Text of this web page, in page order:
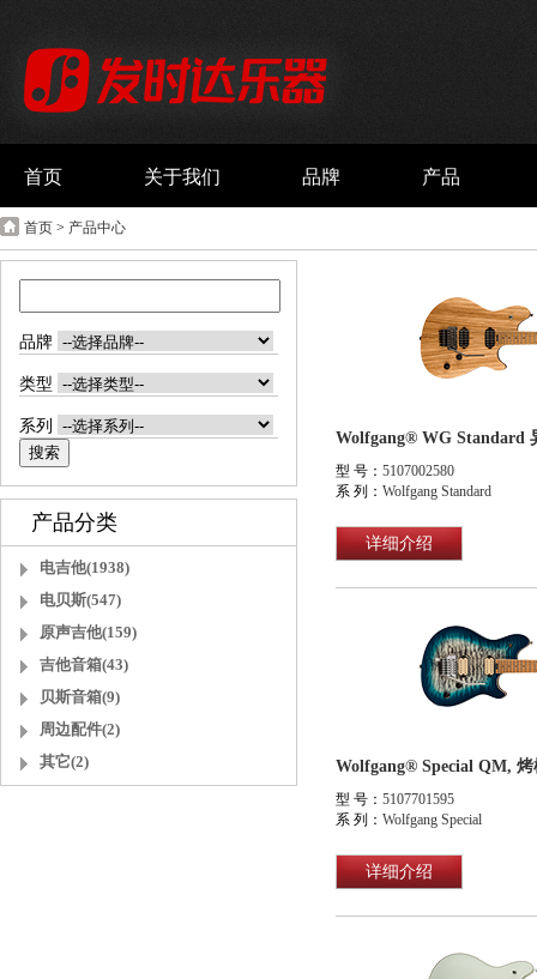
首页 关于我们 品牌 产品
首页 > 产品中心
品牌
类型
系列
产品分类
电吉他(1938)
电贝斯(547)
原声吉他(159)
吉他音箱(43)
贝斯音箱(9)
周边配件(2)
其它(2)
型 号： 5107002580
系 列： Wolfgang Standard
详细介绍
Wolfgang® Special QM,
型 号： 5107701595
系 列： Wolfgang Special
详细介绍